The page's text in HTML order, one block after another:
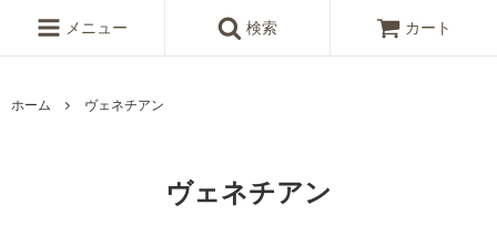
メニュー 検索 カート
ホーム ヴェネチアン
ヴェネチアン